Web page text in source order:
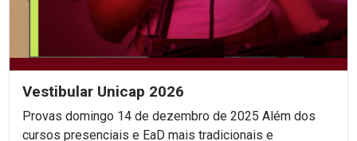
Vestibular Unicap 2026
Provas domingo 14 de dezembro de 2025 Além dos
cursos presenciais e EaD mais tradicionais e